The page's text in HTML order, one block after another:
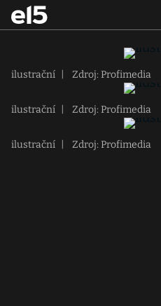
ilustrační Zdroj: Profimedia
ilustrační Zdroj: Profimedia
ilustrační Zdroj: Profimedia